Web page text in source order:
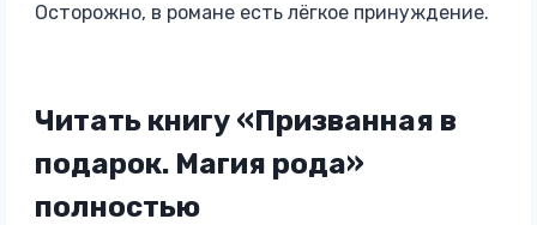
Осторожно, в романе есть лёгкое принуждение.
Читать книгу «Призванная в
подарок. Магия рода»
полностью